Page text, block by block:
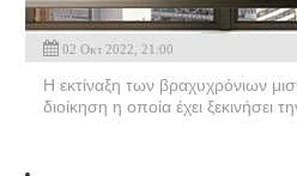
02 Οκτ 2022, 21:00
Η εκτίναξη των βραχυχρόνιων
διοίκηση η οποία έχει ξεκινήσει